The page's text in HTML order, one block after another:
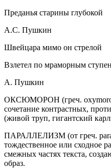
Преданья старины глубокой
А.С. Пушкин
Швейцара мимо он стрелой
Взлетел по мраморным
А. Пушкин
ОКСЮМОРОН (греч.
сочетание контрастных,
(живой труп, гигантский
ПАРАЛЛЕЛИЗМ (от греч.
тождественное или сходное
смежных частях текста,
образ.